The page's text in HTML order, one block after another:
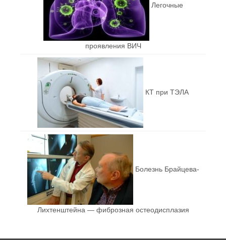
Легочные
проявления ВИЧ
КТ при ТЭЛА
Болезнь Брайцева-
Лихтенштейна — фиброзная остеодисплазия